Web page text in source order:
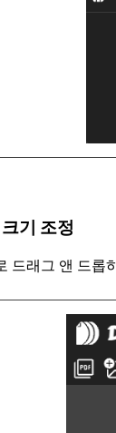
기 조정
드래그 앤 드롭